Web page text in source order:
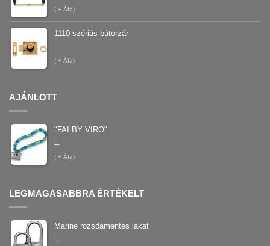
( + Áfa)
1110 szériás bútorzár
( + Áfa)
AJÁNLOTT
"FAI BY VIRO"
–
( + Áfa)
LEGMAGASABBRA ÉRTÉKELT
Marine rozsdamentes lakat
–